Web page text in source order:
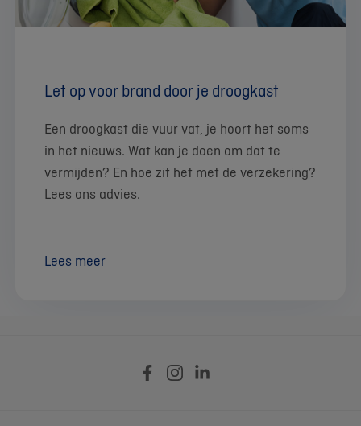
Let op voor brand door je droogkast
Een droogkast die vuur vat, je hoort het soms
in het nieuws. Wat kan je doen om dat te
vermijden? En hoe zit het met de verzekering?
Lees ons advies.
Lees meer